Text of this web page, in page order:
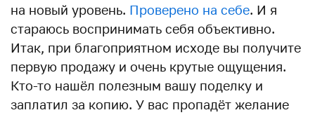
на новый уровень. Проверено на себе. И я
стараюсь воспринимать себя объективно.
Итак, при благоприятном исходе вы получите
первую продажу и очень крутые ощущения.
Кто-то нашёл полезным вашу поделку и
заплатил за копию. У вас пропадёт желание